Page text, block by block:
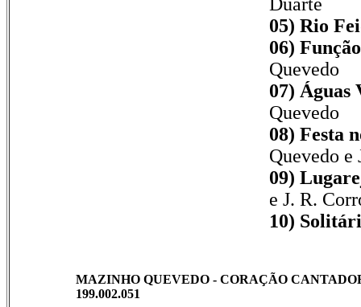
05) Rio
06)
Quevedo
07) Águas
Quevedo
08) Festa
Quevedo e
09)
e J. R.
10)
MAZINHO QUEVEDO - CORAÇÃO
199.002.051